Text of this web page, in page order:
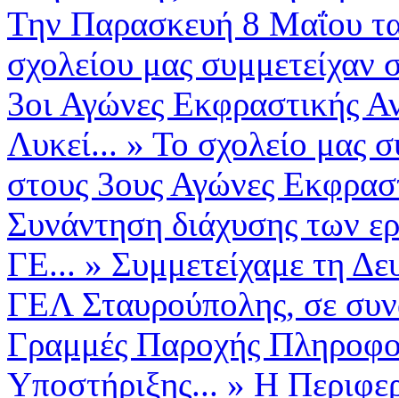
Την Παρασκευή 8 Μαΐου
σχολείου μας συμμετείχαν
3οι Αγώνες Εκφραστικής
Λυκεί... » Το σχολείο μας
στους 3ους Αγώνες
Συνάντηση διάχυσης των
ΓΕ... » Συμμετείχαμε τη
ΓΕΛ Σταυρούπολης, σε
Γραμμές Παροχής
Υποστήριξης... » Η